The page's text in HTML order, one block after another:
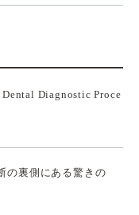
Diagnostic Proce
の裏側にある驚きの